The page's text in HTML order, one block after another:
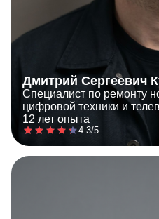
Дмитрий Сергеевич
Специалист по ремонту
цифровой техники и
12 лет опыта
4.3/5